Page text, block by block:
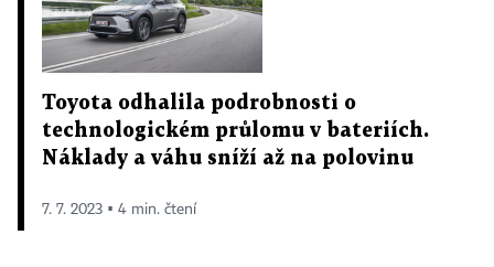
Toyota odhalila podrobnosti o
technologickém průlomu v bateriích.
Náklady a váhu sníží až na polovinu
7. 7. 2023 ▪ 4 min. čtení